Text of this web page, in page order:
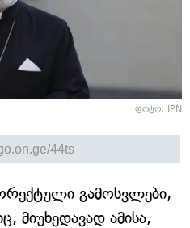
ფოტო: IPN
გამოსვლები,
მიუხედავად ამისა,